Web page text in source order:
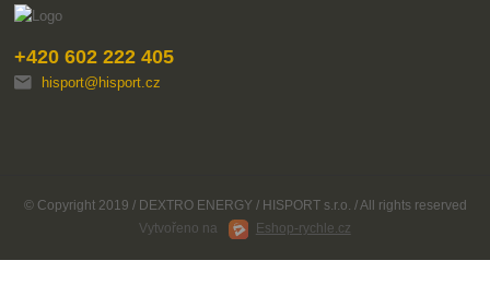
+420 602 222 405
hisport@hisport.cz
© Copyright 2019 / DEXTRO ENERGY / HISPORT s.r.o. / All rights reserved
Vytvořeno na
Eshop-rychle.cz